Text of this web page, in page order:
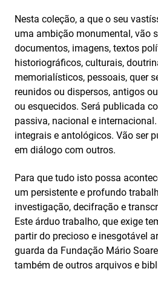
Nesta coleção, a que o seu
uma ambição monumental, vão
documentos, imagens, textos
historiográficos, culturais,
memorialísticos, pessoais, quer
reunidos ou dispersos, antigos
ou esquecidos. Será publicada
passiva, nacional e
integrais e antológicos. Vão ser
em diálogo com outros.
Para que tudo isto possa
um persistente e profundo
investigação, decifração e
Este árduo trabalho, que exige
partir do precioso e inesgotável
guarda da Fundação Mário
também de outros arquivos e